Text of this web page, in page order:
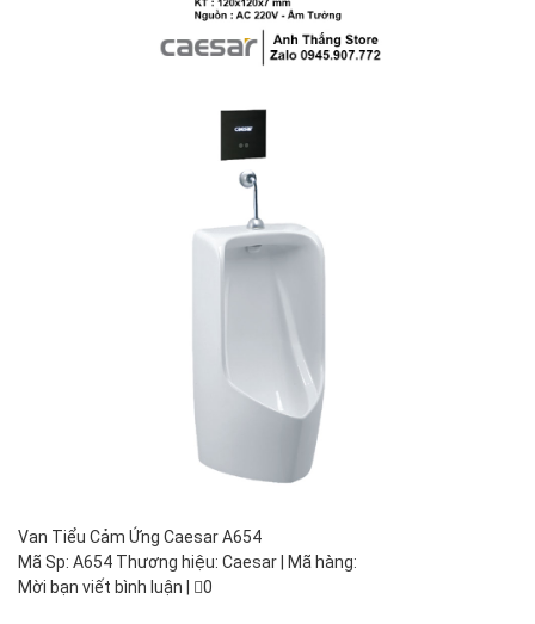
Van Tiểu Cảm Ứng Caesar A654
Mã Sp: A654 Thương hiệu: Caesar | Mã hàng:
Mời bạn viết bình luận
0